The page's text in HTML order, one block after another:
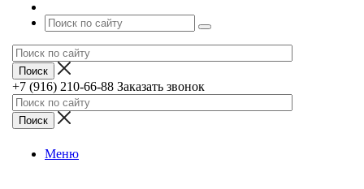
+7 (916) 210-66-88 Заказать звонок
Меню